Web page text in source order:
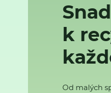
k
Od malých